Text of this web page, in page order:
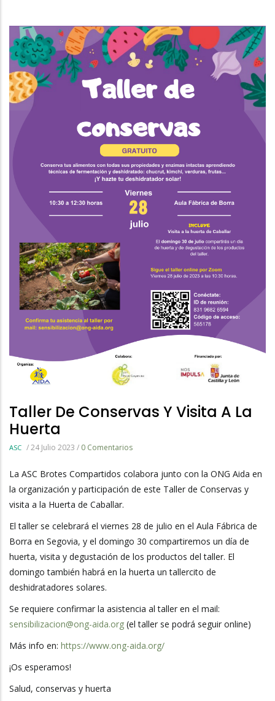
La
Navegación
Taller De Conservas Y Visita A La
Huerta
ASC /24 Julio 2023 / 0 Comentarios
La ASC Brotes Compartidos colabora junto con la ONG Aida en
la organización y participación de este Taller de Conservas y
visita a la Huerta de Caballar.
El taller se celebrará el viernes 28 de julio en el Aula Fábrica de
Borra en Segovia, y el domingo 30 compartiremos un día de
huerta, visita y degustación de los productos del taller. El
domingo también habrá en la huerta un tallercito de
deshidratadores solares.
Se requiere confirmar la asistencia al taller en el mail:
sensibilizacion@ong-aida.org (el taller se podrá seguir online)
Más info en: https://www.ong-aida.org/
¡Os esperamos!
Salud, conservas y huerta